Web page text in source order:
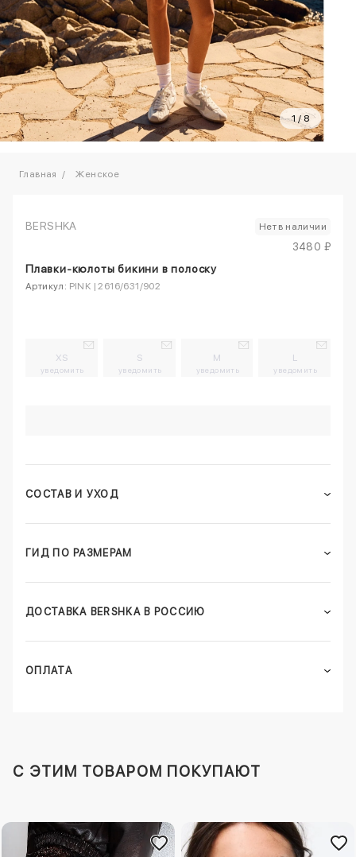
1 /8
Главная Женское
BERSHKA Нет в наличии
3480 ₽
Плавки-кюлоты бикини в полоску
Артикул: PINK | 2616/631/902
XS
уведомить
S
уведомить
M
уведомить
L
уведомить
СОСТАВ И УХОД
ГИД ПО РАЗМЕРАМ
ДОСТАВКА BERSHKA В РОССИЮ
ОПЛАТА
C ЭТИМ ТОВАРОМ ПОКУПАЮТ